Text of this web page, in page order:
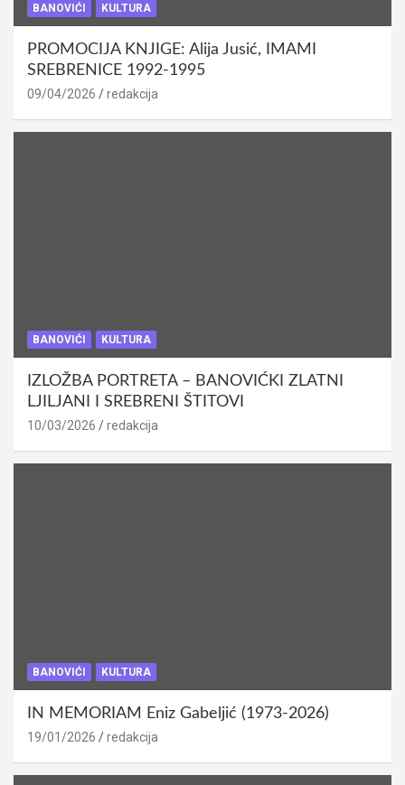
BANOVIĆI KULTURA
PROMOCIJA KNJIGE: Alija Jusić, IMAMI
SREBRENICE 1992-1995
09/04/2026 redakcija
BANOVIĆI KULTURA
IZLOŽBA PORTRETA – BANOVIĆKI ZLATNI
LJILJANI I SREBRENI ŠTITOVI
10/03/2026 redakcija
BANOVIĆI KULTURA
IN MEMORIAM Eniz Gabeljić (1973-2026)
19/01/2026 redakcija